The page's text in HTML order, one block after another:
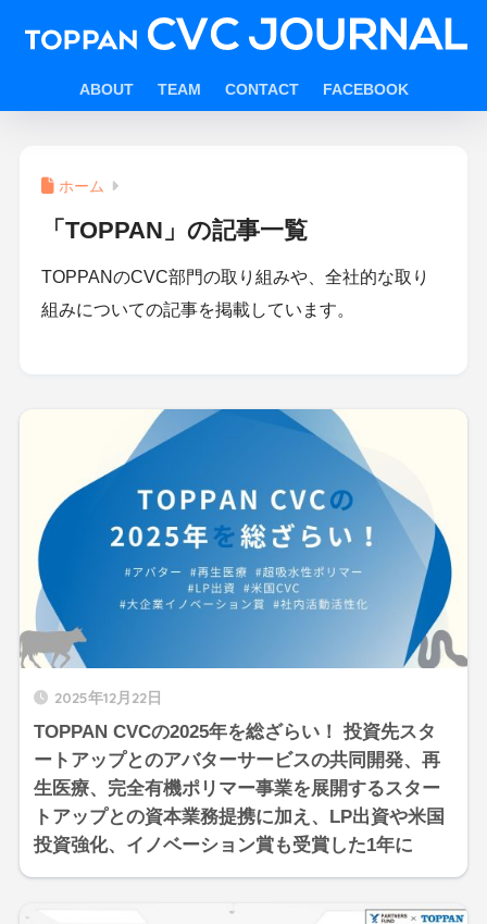
ABOUT TEAM CONTACT FACEBOOK
ホーム
「TOPPAN」の記事一覧
TOPPANのCVC部門の取り組みや、全社的な取り
組みについての記事を掲載しています。
2025年12月22日
TOPPAN CVCの2025年を総ざらい！ 投資先スタ
ートアップとのアバターサービスの共同開発、再
生医療、完全有機ポリマー事業を展開するスター
トアップとの資本業務提携に加え、LP出資や米国
投資強化、イノベーション賞も受賞した1年に